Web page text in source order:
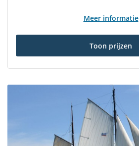
Meer informatie
Toon prijzen